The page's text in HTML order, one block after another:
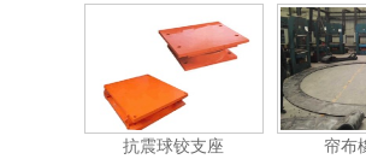
抗震球铰支座 帘布